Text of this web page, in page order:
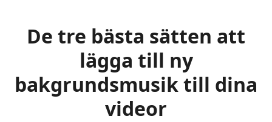
De tre bästa sätten att
lägga till ny
bakgrundsmusik till dina
videor